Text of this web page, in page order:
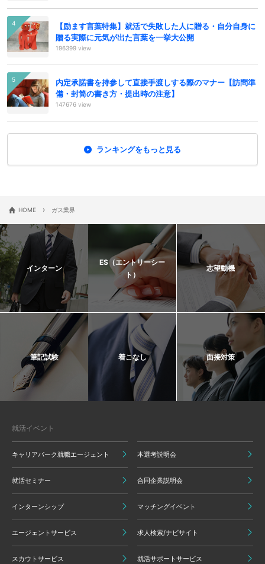
【励ます言葉特集】就活で失敗した人に贈る・自分自身に
贈る実際に元気が出た言葉を一挙大公開
196399 view
内定承諾書を持参して直接手渡しする際のマナー【訪問準
備・封筒の書き方・提出時の注意】
147676 view
ランキングをもっと見る
HOME › ガス業界
インターン
ES（エントリーシー
ト）
志望動機
筆記試験 着こなし 面接対策
就活イベント
キャリアパーク就職エージェント 本選考説明会
就活セミナー 合同企業説明会
インターンシップ マッチングイベント
エージェントサービス 求人検索/ナビサイト
スカウトサービス 就活サポートサービス